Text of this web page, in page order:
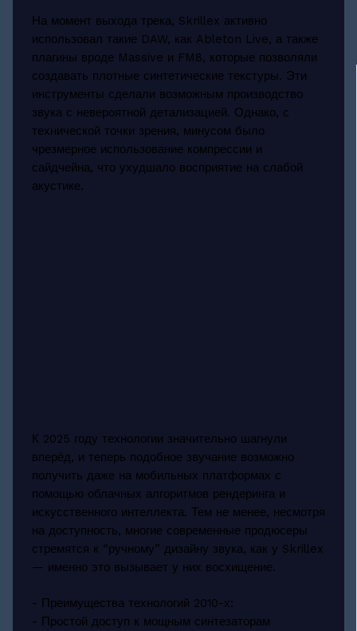
На момент выхода трека, Skrillex активно
использовал такие DAW, как Ableton Live, а также
плагины вроде Massive и FM8, которые позволяли
создавать плотные синтетические текстуры. Эти
инструменты сделали возможным производство
звука с невероятной детализацией. Однако, с
технической точки зрения, минусом было
чрезмерное использование компрессии и
сайдчейна, что ухудшало восприятие на слабой
акустике.
К 2025 году технологии значительно шагнули
вперёд, и теперь подобное звучание возможно
получить даже на мобильных платформах с
помощью облачных алгоритмов рендеринга и
искусственного интеллекта. Тем не менее, несмотря
на доступность, многие современные продюсеры
стремятся к “ручному” дизайну звука, как у Skrillex
— именно это вызывает у них восхищение.
- Преимущества технологий 2010-х:
- Простой доступ к мощным синтезаторам